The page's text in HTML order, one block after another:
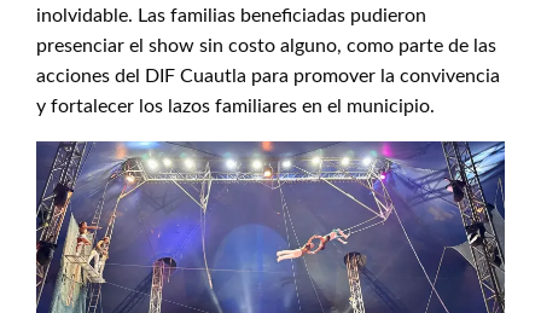
inolvidable. Las familias beneficiadas pudieron
presenciar el show sin costo alguno, como parte de las
acciones del DIF Cuautla para promover la convivencia
y fortalecer los lazos familiares en el municipio.